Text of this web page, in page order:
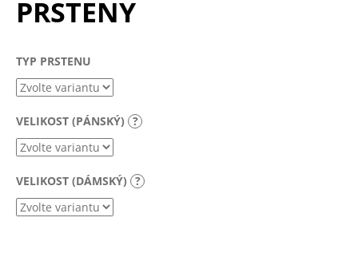
PRSTENY
TYP PRSTENU
VELIKOST (PÁNSKÝ) ?
VELIKOST (DÁMSKÝ) ?
a
í
t
?
HLEDAT